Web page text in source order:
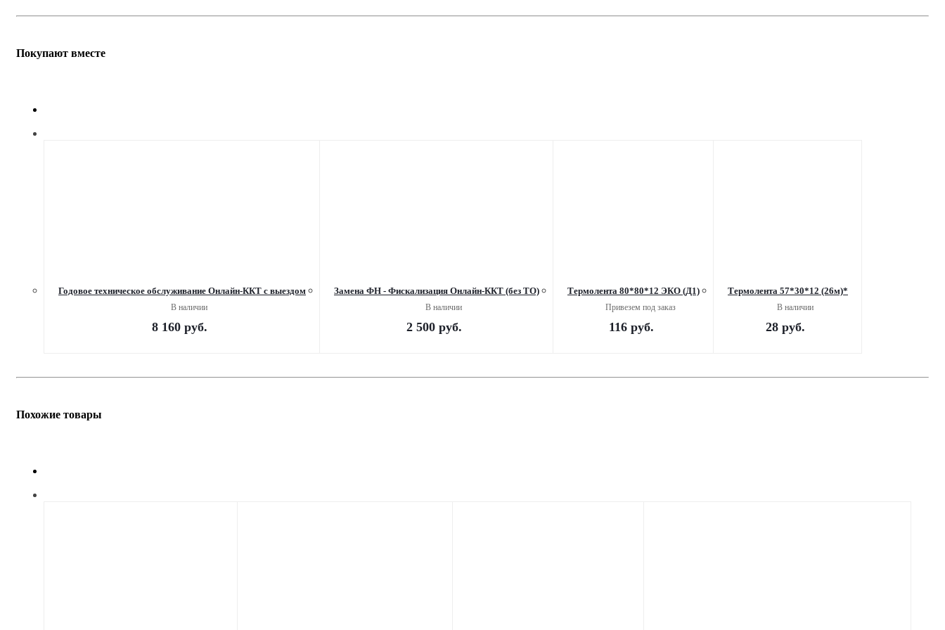
Покупают вместе
Годовое техническое обслуживание Онлайн-ККТ с выездом
В наличии
8 160 руб.
Замена ФН - Фискализация Онлайн-ККТ (без ТО)
В наличии
2 500 руб.
Термолента 80*80*12 ЭКО (Д1)
Привезем под заказ
116руб.
Термолента 57*30*12 (26м)*
В наличии
28 руб.
Похожие товары